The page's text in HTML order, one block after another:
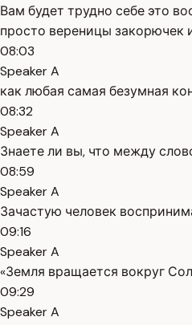
Вам будет трудно себе это
просто вереницы закорючек
08:03
Speaker A
как любая самая безумная
08:32
Speaker A
Знаете ли вы, что между
08:59
Speaker A
Зачастую человек
09:16
Speaker A
«Земля вращается вокруг
09:29
Speaker A